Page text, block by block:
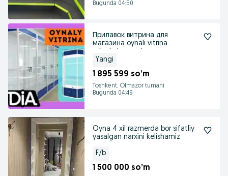
Bugunda 04:50
Прилавок витрина для
магазина oynali vitrina
Yangi
1 895 599 so’m
Toshkent, Olmazor tumani
Bugunda 04:49
Oyna 4 xil razmerda bor sifatliy
yasalgan narxini kelishamiz
F/b
1 500 000 so’m